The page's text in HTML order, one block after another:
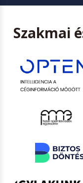
Szakmai